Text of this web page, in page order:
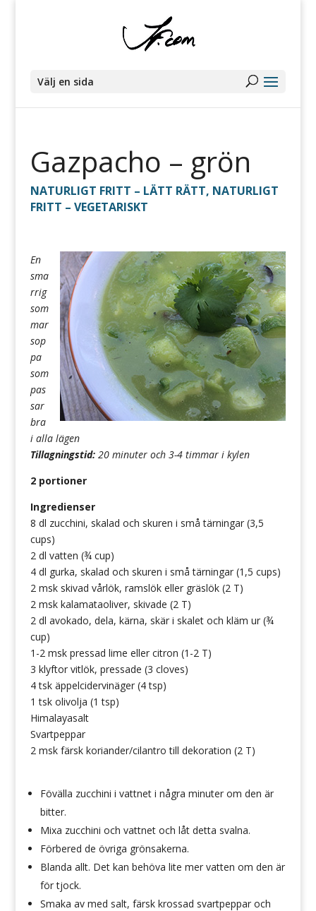
Välj en sida
Gazpacho – grön
NATURLIGT FRITT – LÄTT RÄTT, NATURLIGT
FRITT – VEGETARISKT
En
sma
rrig
som
mar
sop
pa
som
pas
sar
bra
i alla lägen
Tillagningstid:20 minuter och 3-4 timmar i kylen
2 portioner
Ingredienser
8 dl zucchini, skalad och skuren i små tärningar (3,5
cups)
2 dl vatten (¾ cup)
4 dl gurka, skalad och skuren i små tärningar (1,5 cups)
2 msk skivad vårlök, ramslök eller gräslök (2 T)
2 msk kalamataoliver, skivade (2 T)
2 dl avokado, dela, kärna, skär i skalet och kläm ur (¾
cup)
1-2 msk pressad lime eller citron (1-2 T)
3 klyftor vitlök, pressade (3 cloves)
4 tsk äppelcidervinäger (4 tsp)
1 tsk olivolja (1 tsp)
Himalayasalt
Svartpeppar
2 msk färsk koriander/cilantro till dekoration (2 T)
Fövälla zucchini i vattnet i några minuter om den är
bitter.
Mixa zucchini och vattnet och låt detta svalna.
Förbered de övriga grönsakerna.
Blanda allt. Det kan behöva lite mer vatten om den är
för tjock.
Smaka av med salt, färsk krossad svartpeppar och